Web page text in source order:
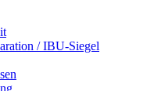
/ IBU-Siegel